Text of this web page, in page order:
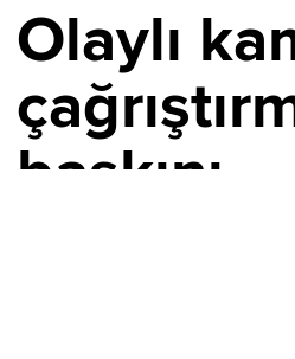
Olaylı
baskını